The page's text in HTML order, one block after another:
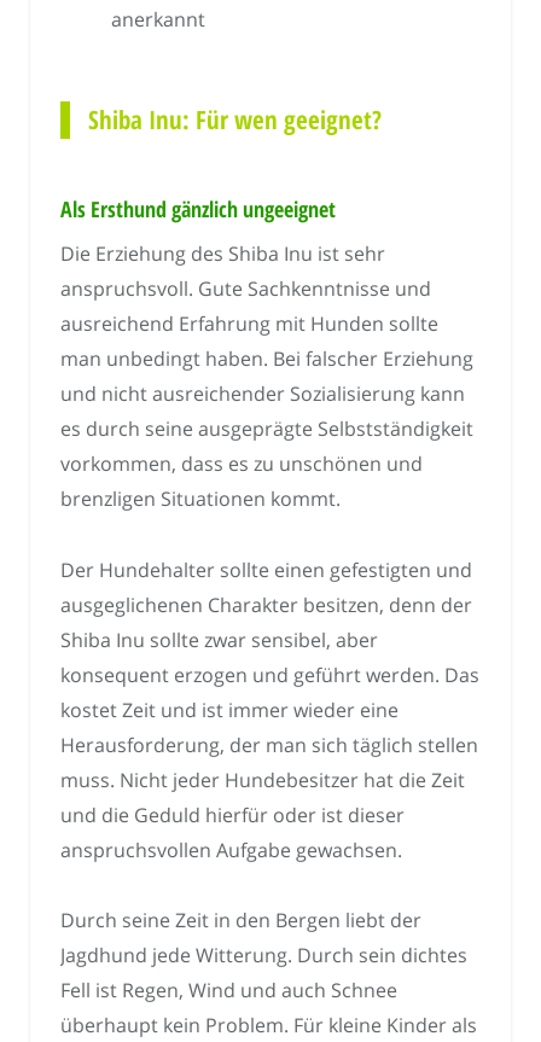
anerkannt
Shiba Inu: Für wen geeignet?
Als Ersthund gänzlich ungeeignet
Die Erziehung des Shiba Inu ist sehr
anspruchsvoll. Gute Sachkenntnisse und
ausreichend Erfahrung mit Hunden sollte
man unbedingt haben. Bei falscher Erziehung
und nicht ausreichender Sozialisierung kann
es durch seine ausgeprägte Selbstständigkeit
vorkommen, dass es zu unschönen und
brenzligen Situationen kommt.
Der Hundehalter sollte einen gefestigten und
ausgeglichenen Charakter besitzen, denn der
Shiba Inu sollte zwar sensibel, aber
konsequent erzogen und geführt werden. Das
kostet Zeit und ist immer wieder eine
Herausforderung, der man sich täglich stellen
muss. Nicht jeder Hundebesitzer hat die Zeit
und die Geduld hierfür oder ist dieser
anspruchsvollen Aufgabe gewachsen.
Durch seine Zeit in den Bergen liebt der
Jagdhund jede Witterung. Durch sein dichtes
Fell ist Regen, Wind und auch Schnee
überhaupt kein Problem. Für kleine Kinder als